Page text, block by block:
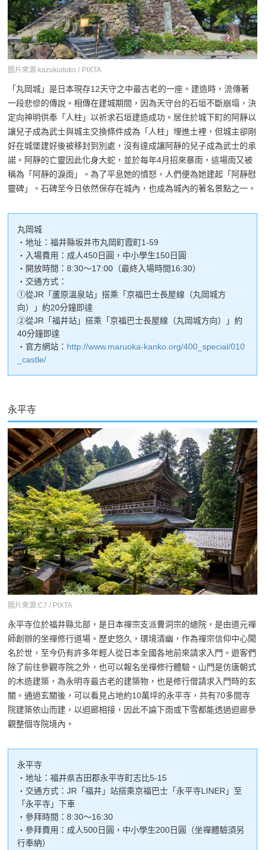
圖片來源:kazukiatuko / PIXTA
「丸岡城」是日本現存12天守之中最古老的一座。建造時，流傳著
一段悲慘的傳說。相傳在建城期間，因為天守台的石垣不斷崩塌，決
定向神明供奉「人柱」以祈求石垣建造成功。居住於城下町的阿靜以
讓兒子成為武士與城主交換條件成為「人柱」埋進土裡，但城主卻剛
好在城堡建好後被移封到別處，沒有達成讓阿靜的兒子成為武士的承
諾。阿靜的亡靈因此化身大蛇，並於每年4月招來暴雨，這場雨又被
稱為「阿靜的淚雨」。為了平息她的憤怒，人們便為她建起「阿靜慰
靈碑」。石碑至今日依然保存在城內，也成為城內的著名景點之一。
丸岡城
・地址：福井縣坂井市丸岡町霞町1-59
・入場費用：成人450日圓，中小學生150日圓
・開放時間：8:30～17:00（最終入場時間16:30）
・交通方式：
①從JR「蘆原溫泉站」搭乘「京福巴士長屋線（丸岡城方
向）」約20分鐘即達
②從JR「福井站」搭乘「京福巴士長屋線（丸岡城方向）」約
40分鐘即達
・官方網站： http://www.maruoka-kanko.org/400_special/010
_castle/
永平寺
圖片來源:C7 / PIXTA
永平寺位於福井縣北部，是日本禪宗支派曹洞宗的總院，是由道元禪
師創辦的坐禪修行道場。歷史悠久，環境清幽，作為禪宗信仰中心聞
名於世，至今仍有許多年輕人從日本全國各地前來請求入門。遊客們
除了前往參觀寺院之外，也可以報名坐禪修行體驗。山門是仿唐朝式
的木造建築，為永明寺最古老的建築物，也是修行僧請求入門時的玄
關。通過玄關後，可以看見占地約10萬坪的永平寺，共有70多間寺
院建築依山而建，以迴廊相接，因此不論下雨或下雪都能透過迴廊參
觀整個寺院境內。
永平寺
・地址：福井県吉田郡永平寺町志比5-15
・交通方式：JR「福井」站搭乘京福巴士「永平寺LINER」至
「永平寺」下車
・參拜時間：8:30～16:30
・參拜費用：成人500日圓，中小學生200日圓（坐禪體驗須另
行奉納）